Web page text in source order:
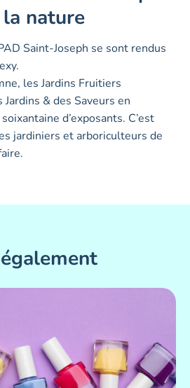
nature
Saint-Joseph se sont rendus
les Jardins Fruitiers
& des Saveurs en
d’exposants. C’est
jardiniers et arboriculteurs de